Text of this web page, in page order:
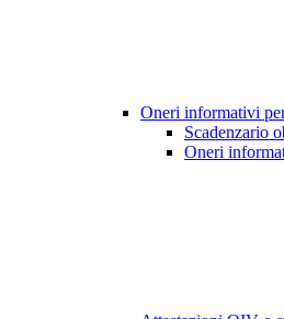
Oneri informativi
Scadenzario
Oneri